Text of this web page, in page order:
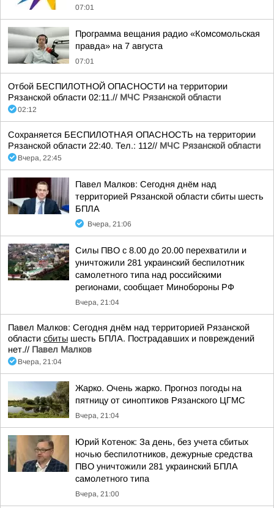
07:01
Программа вещания радио «Комсомольская
правда» на 7 августа
07:01
Отбой БЕСПИЛОТНОЙ ОПАСНОСТИ на территории
Рязанской области 02:11.// МЧС Рязанской области
02:12
Сохраняется БЕСПИЛОТНАЯ ОПАСНОСТЬ на территории
Рязанской области 22:40. Тел.: 112// МЧС Рязанской области
Вчера, 22:45
Павел Малков: Сегодня днём над
территорией Рязанской области сбиты шесть
БПЛА
Вчера, 21:06
Силы ПВО с 8.00 до 20.00 перехватили и
уничтожили 281 украинский беспилотник
самолетного типа над российскими
регионами, сообщает Минобороны РФ
Вчера, 21:04
Павел Малков: Сегодня днём над территорией Рязанской
области сбиты шесть БПЛА. Пострадавших и повреждений
нет.// Павел Малков
Вчера, 21:04
Жарко. Очень жарко. Прогноз погоды на
пятницу от синоптиков Рязанского ЦГМС
Вчера, 21:04
Юрий Котенок: За день, без учета сбитых
ночью беспилотников, дежурные средства
ПВО уничтожили 281 украинский БПЛА
самолетного типа
Вчера, 21:00